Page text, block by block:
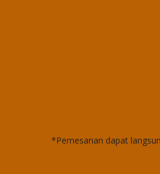
*Pemesanan dapat